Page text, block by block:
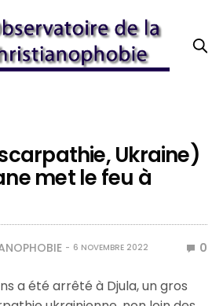
Ukraine)
met le feu à
6 NOVEMBRE 2022 0
a été arrêté à Djula, un gros